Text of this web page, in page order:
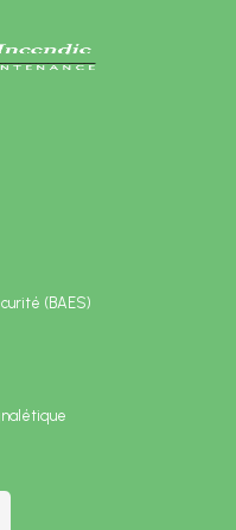
(BAES)